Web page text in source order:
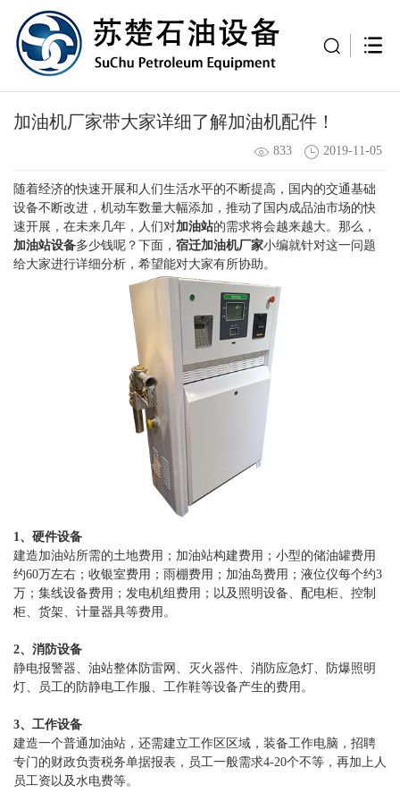
加油机厂家带大家详细了解加油机配件！
833 2019-11-05
随着经济的快速开展和人们生活水平的不断提高，国内的交通基础
设备不断改进，机动车数量大幅添加，推动了国内成品油市场的快
速开展，在未来几年，人们对加油站的需求将会越来越大。那么，
加油站设备多少钱呢？下面， 宿迁加油机厂家小编就针对这一问题
给大家进行详细分析，希望能对大家有所协助。
1、硬件设备
建造加油站所需的土地费用；加油站构建费用；小型的储油罐费用
约60万左右；收银室费用；雨棚费用；加油岛费用；液位仪每个约3
万；集线设备费用；发电机组费用；以及照明设备、配电柜、控制
柜、货架、计量器具等费用。
2、消防设备
静电报警器、油站整体防雷网、灭火器件、消防应急灯、防爆照明
灯、员工的防静电工作服、工作鞋等设备产生的费用。
3、工作设备
建造一个普通加油站，还需建立工作区区域，装备工作电脑，招聘
专门的财政负责税务单据报表，员工一般需求4-20个不等，再加上人
员工资以及水电费等。